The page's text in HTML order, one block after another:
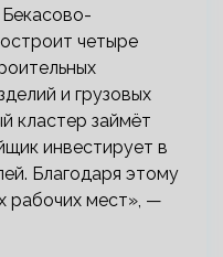
четыре
и грузовых
кластер займёт
инвестирует в
Благодаря этому
рабочих мест», —